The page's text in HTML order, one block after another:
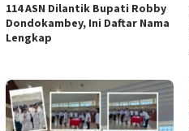
114 ASN Dilantik Bupati Robby
Dondokambey, Ini Daftar Nama
Lengkap